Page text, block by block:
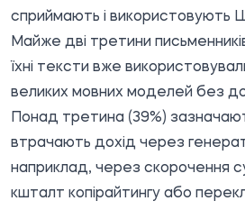
сприймають і використовують
Майже дві третини
їхні тексти вже
великих мовних моделей без
Понад третина (39%)
втрачають дохід через
наприклад, через скорочення
кшталт копірайтингу або